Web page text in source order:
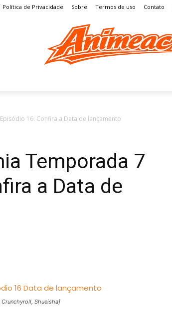
Política de Privacidade Sobre Termos de uso Contato
16: Confira a Data de lançamento
Temporada 7
a Data de
Shueisha]